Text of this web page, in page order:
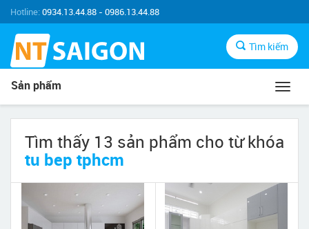
Hotline:0934.13.44.88 - 0986.13.44.88
Tìm kiếm
Sản phẩm
Tìm thấy 13 sản phẩm cho từ khóa
tu bep tphcm